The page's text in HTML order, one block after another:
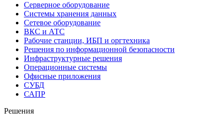
Серверное оборудование
Системы хранения данных
Сетевое оборудование
ВКС и АТС
Рабочие станции, ИБП и оргтехника
Решения по информационной безопасности
Инфраструктурные решения
Операционные системы
Офисные приложения
СУБД
САПР
Решения